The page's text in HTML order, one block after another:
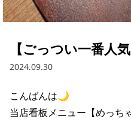
【ごっつい一番人気
2024.09.30
こんばんは🌙
当店看板メニュー【めっち